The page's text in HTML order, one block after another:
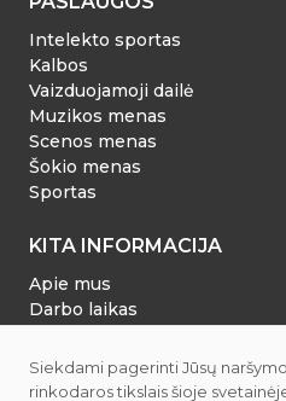
Intelekto sportas
Kalbos
Vaizduojamoji dailė
Muzikos menas
Scenos menas
Šokio menas
Sportas
KITA INFORMACIJA
Apie mus
Darbo laikas
Tvarkaraštis
Privatumo politika
Siekdami pagerinti Jūsų
rinkodaros tikslais šioje